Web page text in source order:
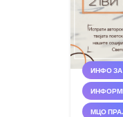
ИНФО
МЦО